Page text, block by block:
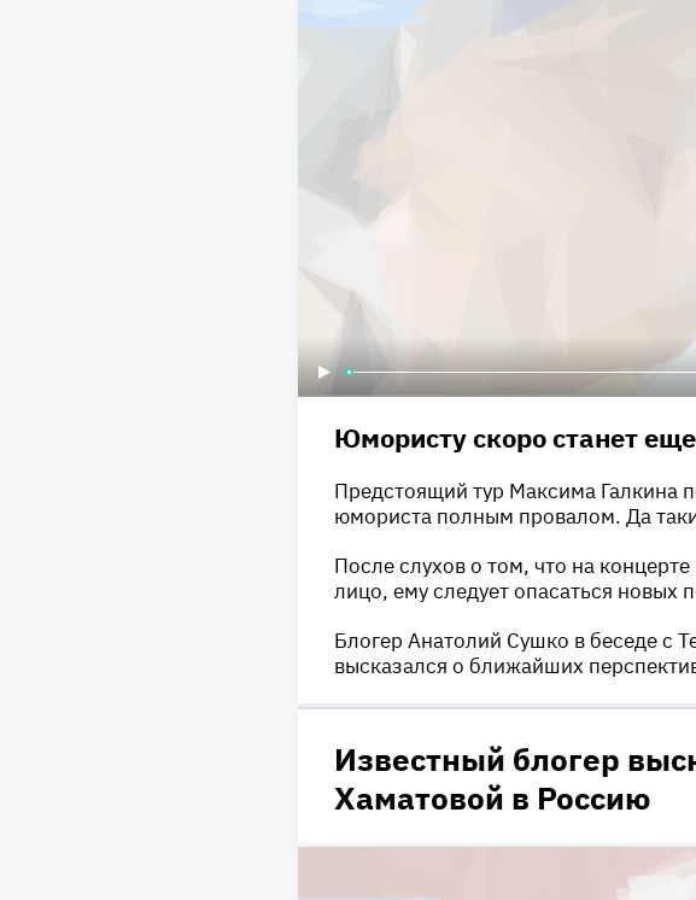
Юмористу скоро станет
Предстоящий тур Максима Галкина
юмориста полным провалом. Да
После слухов о том, что на
лицо, ему следует опасаться новых
Блогер Анатолий Сушко в беседе с
высказался о ближайших
Известный блогер
Хаматовой в Россию